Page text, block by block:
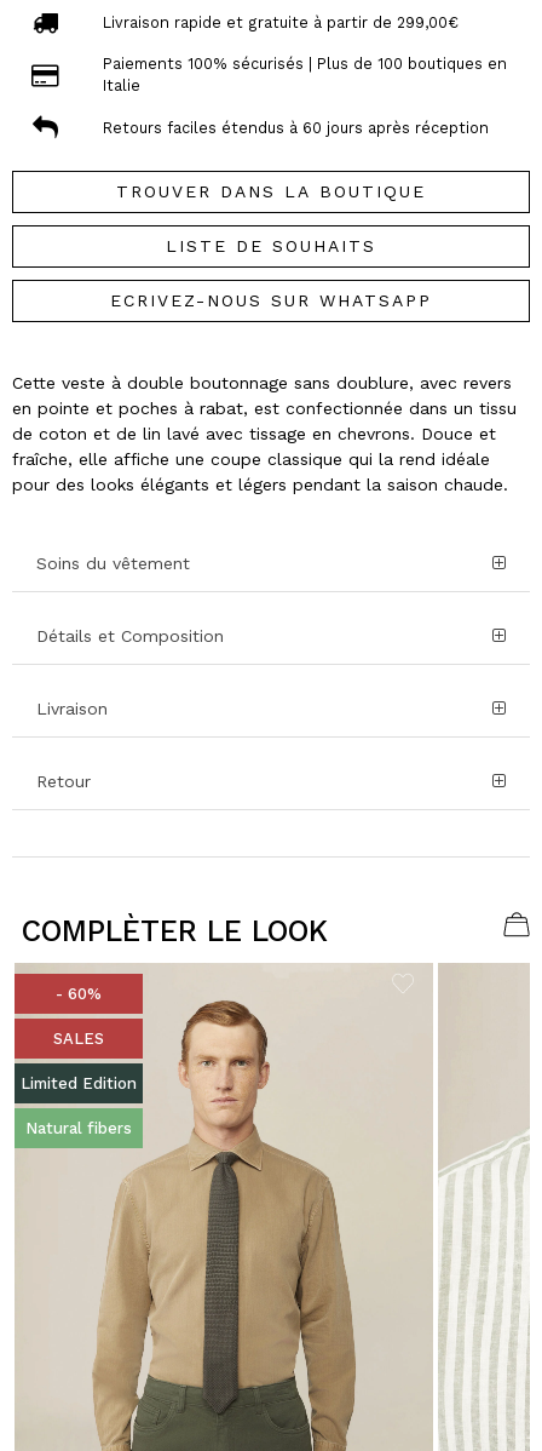
Livraison rapide et gratuite à partir de 299,00€
Paiements 100% sécurisés | Plus de 100 boutiques en
Italie
Retours faciles étendus à 60 jours après réception
TROUVER DANS LA BOUTIQUE
LISTE DE SOUHAITS
ECRIVEZ-NOUS SUR WHATSAPP
Cette veste à double boutonnage sans doublure, avec revers
en pointe et poches à rabat, est confectionnée dans un tissu
de coton et de lin lavé avec tissage en chevrons. Douce et
fraîche, elle affiche une coupe classique qui la rend idéale
pour des looks élégants et légers pendant la saison chaude.
Soins du vêtement
Détails et Composition
Livraison
Retour
COMPLÈTER LE LOOK
- 60%
SALES
Limited Edition
Natural fibers